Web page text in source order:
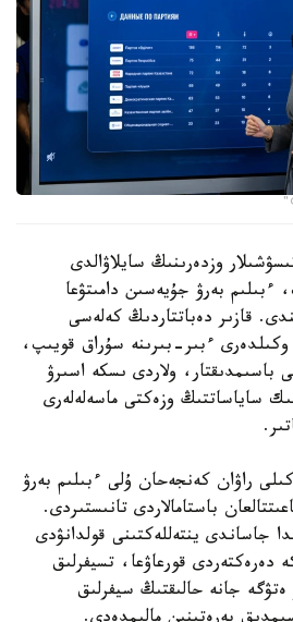
وزدەرىنىڭ سايلاۋالدى
ءبىلىم بەرۋ جۇيەسىن دامىتۋعا
قازىر دەباتتاردىڭ كەلەسى
وكىلدەرى ءبىر-بىرىنە سۇراق قويىپ،
باسىمدىقتار، ولاردى ىسكە اسىرۋ
ساياساتتىڭ وزەكتى ماسەلەلەرى
راۋان كەنجەحان ۇلى ءبىلىم بەرۋ
باستامالاردى تانىستىردى.
جاساندى ينتەللەكتىنى قولدانۋدى
قورعاۋعا، تسيفرلىق
ەتۋگە جانە حالىقتىڭ سيفرلىق